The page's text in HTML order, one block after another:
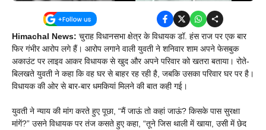
Himachal News: चुराह विधानसभा क्षेत्र के विधायक डॉ. हंस राज पर एक बार
फिर गंभीर आरोप लगे हैं। आरोप लगाने वाली युवती ने शनिवार शाम अपने फेसबुक
अकाउंट पर लाइव आकर विधायक से खुद और अपने परिवार को खतरा बताया। रोते-
बिलखते युवती ने कहा कि वह घर से बाहर रह रही है, जबकि उसका परिवार घर पर है।
विधायक की ओर से बार-बार धमकियां मिलने की बात कही गई।
युवती ने न्याय की मांग करते हुए पूछा, “मैं जाऊं तो कहां जाऊं? किसके पास सुरक्षा
मांगें?” उसने विधायक पर तंज कसते हुए कहा, “तूने जिस थाली में खाया, उसी में छेद